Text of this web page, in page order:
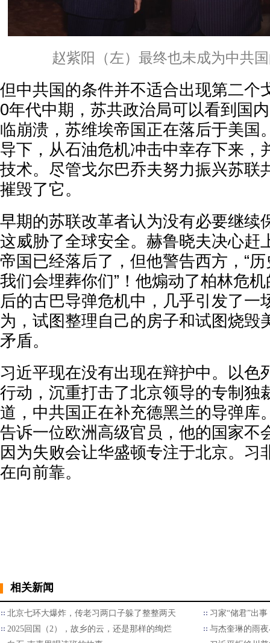
赵紫阳（左）最终也未成为中共
但中共国的条件并不适合出现第二个
0年代中期，苏共政治局可以看到国
临崩溃，苏维埃帝国正在落后于美国
导下，从石油危机冲击中幸存下来，
技术。尽管戈尔巴乔夫努力振兴苏联
摧毁了它。
早期的苏联改革者认为没有必要继续
这威胁了全球安全。赫鲁晓夫决心赶
帝国已经落后了，但他警告西方，“
我们会埋葬你们”！他煽动了柏林危
后的古巴导弹危机中，几乎引发了一
为，试图整理自己的房子和试图烧毁
矛盾。
习近平现在没有出现在辩护中。以色
行动，沉重打击了北京领导的专制独
道，中共国正在补充德黑兰的导弹库
告诉一位欧洲高级官员，他的国家不
因为失败会让华盛顿专注于北京。习
在向前靠。
相关新闻
北京七环大爆炸，传老习两口子躲了整整两天
习家“储君”出
2025回国（2），故乡的云，还是那样的绚烂
与杰奎琳的雨